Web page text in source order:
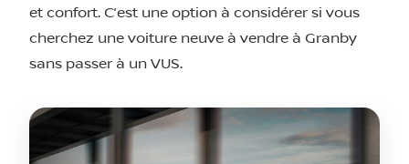
et confort. C’est une option à considérer si vous
cherchez une voiture neuve à vendre à Granby
sans passer à un VUS.